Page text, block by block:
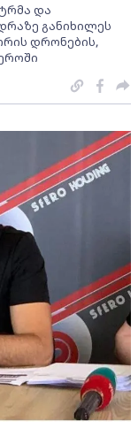
და
განიხილეს
დრონების,